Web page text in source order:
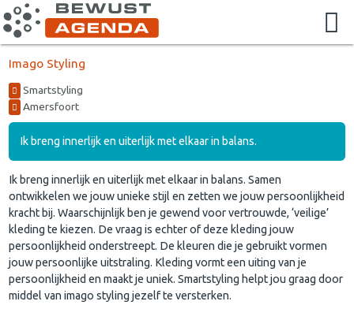
Imago Styling
Smartstyling
Amersfoort
Ik breng innerlijk en uiterlijk met elkaar in balans.
Ik breng innerlijk en uiterlijk met elkaar in balans. Samen
ontwikkelen we jouw unieke stijl en zetten we jouw persoonlijkheid
kracht bij. Waarschijnlijk ben je gewend voor vertrouwde, ‘veilige’
kleding te kiezen. De vraag is echter of deze kleding jouw
persoonlijkheid onderstreept. De kleuren die je gebruikt vormen
jouw persoonlijke uitstraling. Kleding vormt een uiting van je
persoonlijkheid en maakt je uniek. Smartstyling helpt jou graag door
middel van imago styling jezelf te versterken.